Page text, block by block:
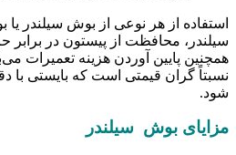
استفاده از هر نوعی از بوش سیلندر یا
سیلندر، محافظت از پیستون در برابر
همچنین پایین آوردن هزینه تعمیرات
نسبتاً گران قیمتی است که بایستی با
شود.
مزایای بوش سیلندر